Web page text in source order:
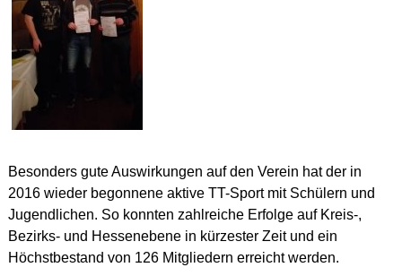
Besonders gute Auswirkungen auf den Verein hat der in
2016 wieder begonnene aktive TT-Sport mit Schülern und
Jugendlichen. So konnten zahlreiche Erfolge auf Kreis-,
Bezirks- und Hessenebene in kürzester Zeit und ein
Höchstbestand von 126 Mitgliedern erreicht werden.